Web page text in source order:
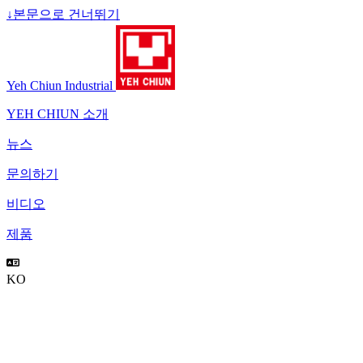
↓본문으로 건너뛰기
Yeh Chiun Industrial
YEH CHIUN 소개
뉴스
문의하기
비디오
제품
KO